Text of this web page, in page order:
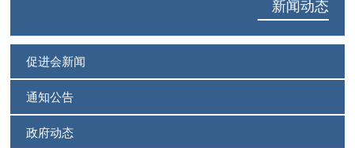
新闻动态
促进会新闻
通知公告
政府动态